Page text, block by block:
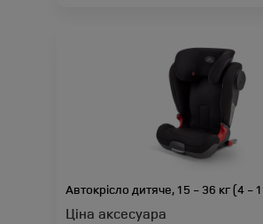
Автокрісло дитяче, 15 - 36 кг (4 -
Ціна аксесуара